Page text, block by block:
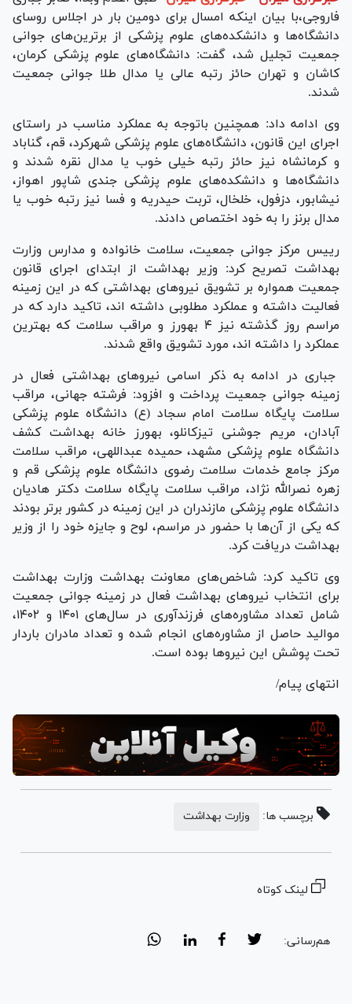
فاروجی،با بیان اینکه امسال برای دومین بار در اجلاس روسای
دانشگاه‌ها و دانشکده‌های علوم پزشکی از برترین‌های جوانی
جمعیت تجلیل شد، گفت: دانشگاه‌های علوم پزشکی کرمان،
کاشان و تهران حائز رتبه عالی یا مدال طلا جوانی جمعیت
شدند.
وی ادامه داد: همچنین باتوجه به عملکرد مناسب در راستای
اجرای این قانون، دانشگاه‌های علوم پزشکی شهرکرد، قم، گناباد
و کرمانشاه نیز حائز رتبه خیلی خوب یا مدال نقره شدند و
دانشگاه‌ها و دانشکده‌های علوم پزشکی جندی شاپور اهواز،
نیشابور، دزفول، خلخال، تربت حیدریه و فسا نیز رتبه خوب یا
مدال برنز را به خود اختصاص دادند.
رییس مرکز جوانی جمعیت، سلامت خانواده و مدارس وزارت
بهداشت تصریح کرد: وزیر بهداشت از ابتدای اجرای قانون
جمعیت همواره بر تشویق نیرو‌های بهداشتی که در این زمینه
فعالیت داشته و عملکرد مطلوبی داشته اند، تاکید دارد که در
مراسم روز گذشته نیز ۴ بهورز و مراقب سلامت که بهترین
عملکرد را داشته اند، مورد تشویق واقع شدند.
جباری در ادامه به ذکر اسامی نیرو‌های بهداشتی فعال در
زمینه جوانی جمعیت پرداخت و افزود: فرشته جهانی، مراقب
سلامت پایگاه سلامت امام سجاد (ع) دانشگاه علوم پزشکی
آبادان، مریم جوشنی تیزکانلو، بهورز خانه بهداشت کشف
دانشگاه علوم پزشکی مشهد، حمیده عبداللهی، مراقب سلامت
مرکز جامع خدمات سلامت رضوی دانشگاه علوم پزشکی قم و
زهره نصرالله نژاد، مراقب سلامت پایگاه سلامت دکتر هادیان
دانشگاه علوم پزشکی مازندران در این زمینه در کشور برتر بودند
که یکی از آن‌ها با حضور در مراسم، لوح و جایزه خود را از وزیر
بهداشت دریافت کرد.
وی تاکید کرد: شاخص‌های معاونت بهداشت وزارت بهداشت
برای انتخاب نیرو‌های بهداشت فعال در زمینه جوانی جمعیت
شامل تعداد مشاوره‌های فرزندآوری در سال‌های ۱۴۰۱ و ۱۴۰۲،
موالید حاصل از مشاوره‌های انجام شده و تعداد مادران باردار
تحت پوشش این نیرو‌ها بوده است.
انتهای پیام/
برچسب ها: وزارت بهداشت
لینک کوتاه
هم‌رسانی: